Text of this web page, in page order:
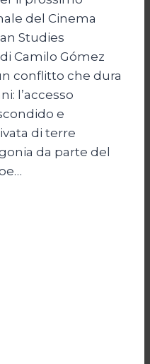
del Cinema
Studies
Camilo Gómez
conflitto che dura
l’accesso
e
di terre
da parte del